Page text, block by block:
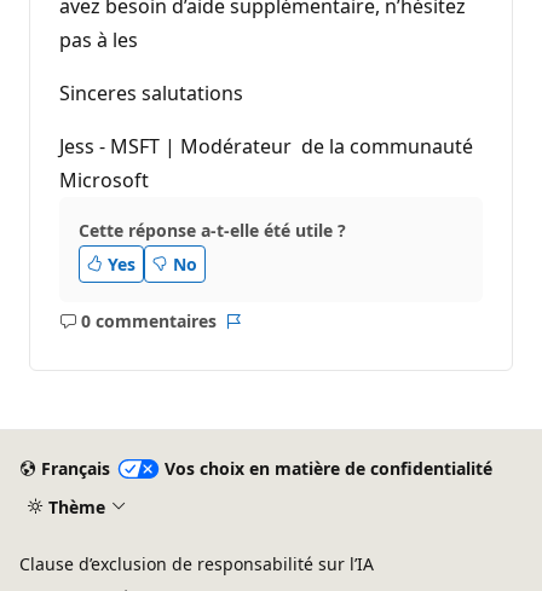
avez besoin d’aide supplémentaire, n’hésitez
pas à les
Sinceres salutations
Jess - MSFT | Modérateur de la communauté
Microsoft
Cette réponse a-t-elle été utile ?
Yes
No
0 commentaires
Aucun
Français
Vos choix en matière de confidentialité
Thème
Clause d’exclusion de responsabilité sur l’IA